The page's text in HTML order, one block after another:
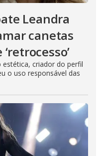
Leandra
canetas
criador do perfil
o uso responsável das